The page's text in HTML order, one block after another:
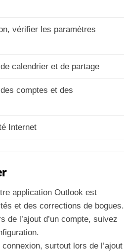
vérifier les paramètres
calendrier et de partage
comptes et des
Internet
application Outlook est
et des corrections de bogues.
de l’ajout d’un compte, suivez
surtout lors de l’ajout